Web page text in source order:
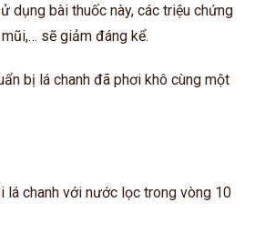
dụng bài thuốc này, các triệu chứng
sẽ giảm đáng kể.
bị lá chanh đã phơi khô cùng một
lá chanh với nước lọc trong vòng 10